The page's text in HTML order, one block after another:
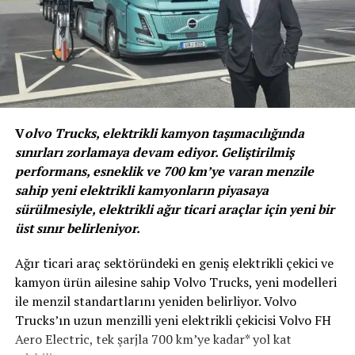
yönetecek WAT Mobilite şirketimizi Şubat ayında
kurduk. Elektrikli araçların ülkemizdeki yaygınlaşmasına
Koç Topluluğu’nun bu sayede önemli katkı sağlayacağına
inanıyoruz. WAT, Opet, Otokoç Otomotiv ve Entek
Elektrik’in ortaklığıyla kendi alanlarında lider dört
Topluluk şirketimizin sinerjisi ile yola çıkan WAT
elektrikli araç şarj istasyonu kurmasından büyük
mutluluk duyduk” ifadelerini kullandı.
Volvo Trucks, elektrikli kamyon taşımacılığında
sınırları zorlamaya devam ediyor. Geliştirilmiş
performans, esneklik ve 700 km’ye varan menzile
sahip yeni elektrikli kamyonların piyasaya
sürülmesiyle, elektrikli ağır ticari araçlar için yeni bir
üst sınır belirleniyor.
Ağır ticari araç sektöründeki en geniş elektrikli çekici ve
kamyon ürün ailesine sahip Volvo Trucks, yeni modelleri
ile menzil standartlarını yeniden belirliyor. Volvo
Trucks’ın uzun menzilli yeni elektrikli çekicisi Volvo FH
Aero Electric, tek şarjla 700 km’ye kadar* yol kat